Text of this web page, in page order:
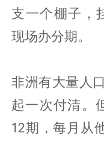
支一个棚子，
现场办分期。
非洲有大量人
起一次付清。
12期，每月从